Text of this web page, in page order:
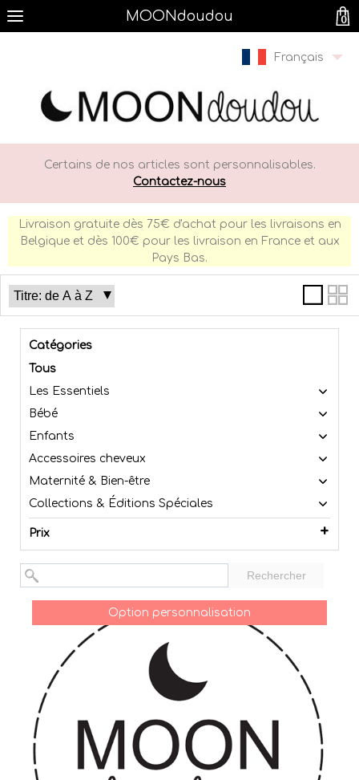
MOONdoudou
Français
Certains de nos articles sont personnalisables.
Contactez-nous
Livraison gratuite dès 75€ d'achat pour les livraisons en
Belgique et dès 100€ pour les livraison en France et aux
Pays Bas.
Catégories
Tous
Les Essentiels
Bébé
Enfants
Accessoires cheveux
Maternité & Bien-être
Collections & Éditions Spéciales
Prix
Rechercher
Option personnalisation
0